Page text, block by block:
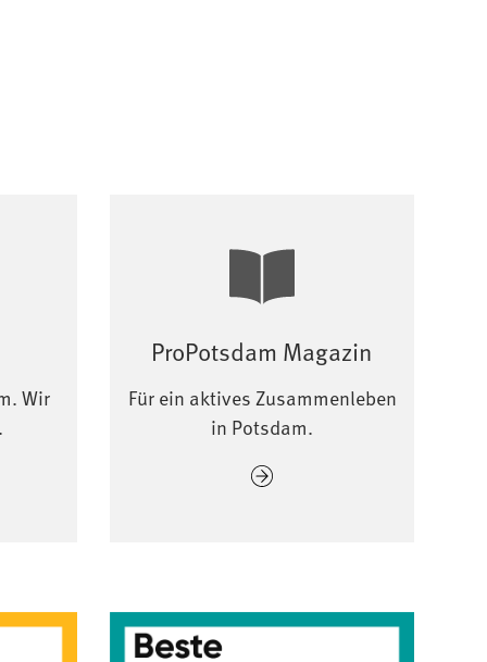
Wir
ProPotsdam Magazin
Für ein aktives Zusammenleben
in Potsdam.